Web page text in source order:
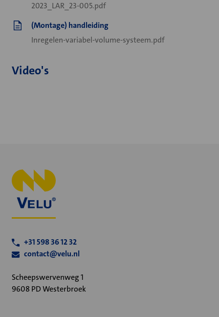
2023_LAR_23-005.pdf
(Montage) handleiding
Inregelen-variabel-volume-systeem.pdf
Video's
+31 598 36 12 32
contact@velu.nl
Scheepswervenweg 1
9608 PD Westerbroek